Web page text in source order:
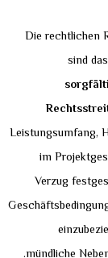
Die rechtlichen
sind
Leistungsumfang,
im
Verzug
mündliche